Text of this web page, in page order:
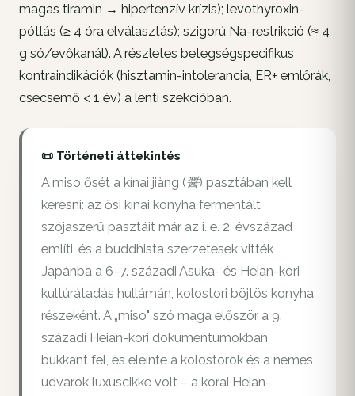
magas tiramin → hipertenzív krízis); levothyroxin-
pótlás (≥ 4 óra elválasztás); szigorú Na-restrikció (≈ 4
g só/evőkanál). A részletes betegségspecifikus
kontraindikációk (hisztamin-intolerancia, ER+ emlőrák,
csecsemő < 1 év) a lenti szekcióban.
📜 Történeti áttekintés
A miso ősét a kínai jiàng (醤) pasztában kell
keresni: az ősi kínai konyha fermentált
szójaszerű pasztáit már az i. e. 2. évszázad
említi, és a buddhista szerzetesek vitték
Japánba a 6–7. századi Asuka- és Heian-kori
kultúrátadás hullámán, kolostori böjtös konyha
részeként. A „miso" szó maga először a 9.
századi Heian-kori dokumentumokban
bukkant fel, és eleinte a kolostorok és a nemes
udvarok luxuscikke volt – a korai Heian-